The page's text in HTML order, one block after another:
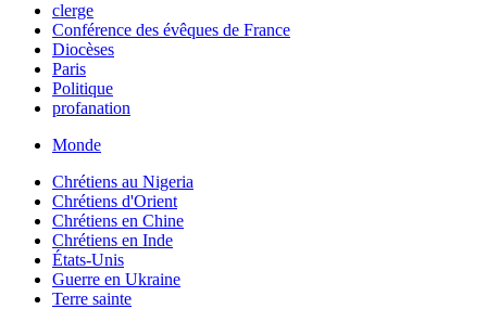
clerge
Conférence des évêques de France
Diocèses
Paris
Politique
profanation
Monde
Chrétiens au Nigeria
Chrétiens d'Orient
Chrétiens en Chine
Chrétiens en Inde
États-Unis
Guerre en Ukraine
Terre sainte